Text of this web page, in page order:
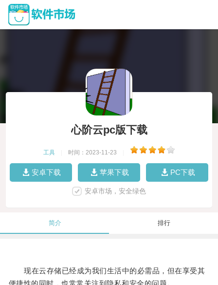
心阶云pc版下载
工具 时间：2023-11-23
安卓下载 苹果下载 PC下载
安卓市场，安全绿色
简介 排行
现在云存储已经成为我们生活中的必需品，但在享受其